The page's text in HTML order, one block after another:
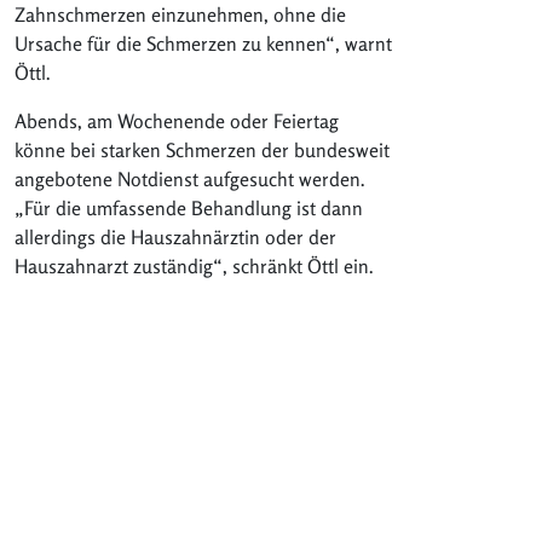
Zahnschmerzen einzunehmen, ohne die
Ursache für die Schmerzen zu kennen“, warnt
Öttl.
Abends, am Wochenende oder Feiertag
könne bei starken Schmerzen der bundesweit
angebotene Notdienst aufgesucht werden.
„Für die umfassende Behandlung ist dann
allerdings die Hauszahnärztin oder der
Hauszahnarzt zuständig“, schränkt Öttl ein.